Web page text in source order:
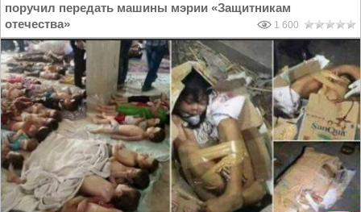
поручил передать машины мэрии «Защитникам
отечества»
1 600